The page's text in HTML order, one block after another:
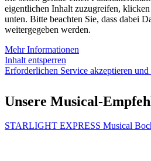
eigentlichen Inhalt zuzugreifen,
unten. Bitte beachten Sie, dass dabei
weitergegeben werden.
Mehr Informationen
Inhalt entsperren
Erforderlichen Service akzeptieren und
Unsere Musical-
STARLIGHT EXPRESS Musical